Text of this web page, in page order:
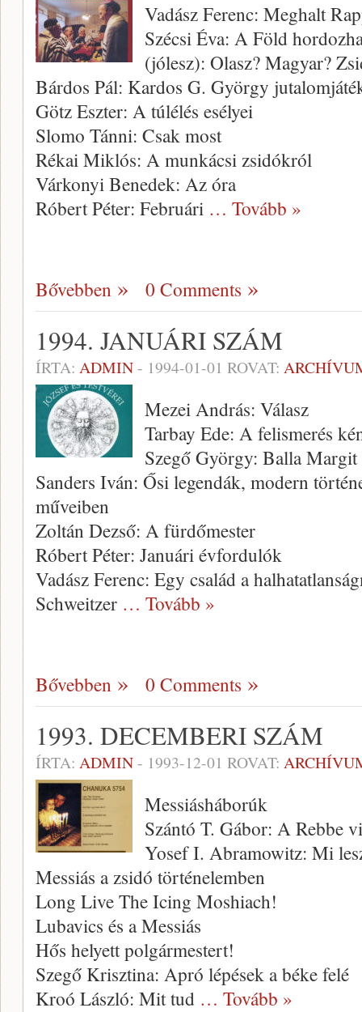
Vadász Ferenc: Meghalt
Szécsi Éva: A Föld
(jólesz): Olasz? Magyar?
Bárdos Pál: Kardos G. György
Götz Eszter: A túlélés esélyei
Slomo Tánni: Csak most
Rékai Miklós: A munkácsi zsidókról
Várkonyi Benedek: Az óra
Róbert Péter: Februári … Tovább »
Bővebben 0 Comments
1994. JANUÁRI SZÁM
ÍRTA: ADMIN- 1994-01-01 ROVAT:
Mezei András: Válasz
Tarbay Ede: A felismerés
Szegő György: Balla
Sanders Iván: Ősi legendák, modern
műveiben
Zoltán Dezső: A fürdőmester
Róbert Péter: Januári évfordulók
Vadász Ferenc: Egy család a
Schweitzer … Tovább »
Bővebben 0 Comments
1993. DECEMBERI SZÁM
ÍRTA: ADMIN- 1993-12-01 ROVAT:
Messiásháborúk
Szántó T. Gábor: A Rebbe
Yosef I. Abramowitz: Mi
Messiás a zsidó történelemben
Long Live The Icing Moshiach!
Lubavics és a Messiás
Hős helyett polgármestert!
Szegő Krisztina: Apró lépések a béke felé
Kroó László: Mit tud … Tovább »